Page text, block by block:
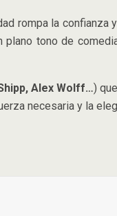
rompa la
tono de
Alex Wolff…)
necesaria y la